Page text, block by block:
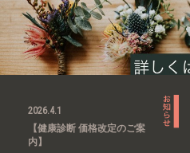
2026.4.1
【健康診断 価格改定のご案
内】